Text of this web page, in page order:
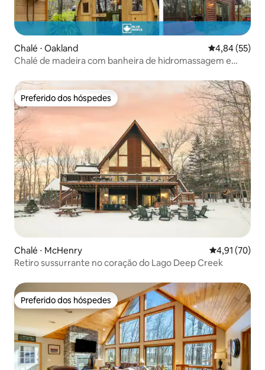
Chalé ⋅ Oakland 4,84 de uma
4,84 (55)
Chalé de madeira com banheira de hidromassagem e
Preferido dos hóspedes
Preferido dos hóspedes
Chalé ⋅ McHenry 4,91 de uma
4,91 (70)
Retiro sussurrante no coração do Lago Deep Creek
Preferido dos hóspedes
Preferido dos hóspedes